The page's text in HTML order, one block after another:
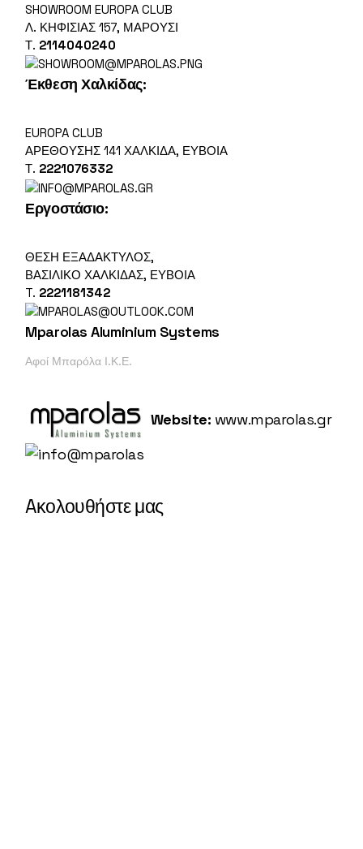
SHOWROOM EUROPA CLUB
Λ. ΚΗΦΙΣΊΑΣ 157, ΜΑΡΟΎΣΙ
Τ. 2114040240
Έκθεση Χαλκίδας:
EUROPA CLUB
ΑΡΕΘΟΎΣΗΣ 141 ΧΑΛΚΊΔΑ, ΕΎΒΟΙΑ
Τ. 2221076332
Εργοστάσιο:
ΘΕΣΗ ΕΞΑΔΑΚΤΥΛΟΣ,
ΒΑΣΙΛΙΚΌ ΧΑΛΚΙΔΑΣ, ΕΎΒΟΙΑ
T. 2221181342
Mparolas Aluminium Systems
Αφοί Μπαρόλα Ι.Κ.Ε.
Website: www.mparolas.gr
Aκολουθήστε μας